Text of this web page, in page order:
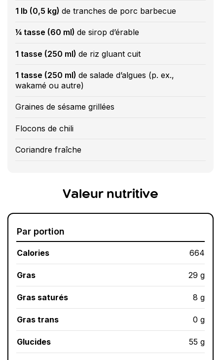
1 lb (0,5 kg) de tranches de porc barbecue
¼ tasse (60 ml) de sirop d’érable
1 tasse (250 ml) de riz gluant cuit
1 tasse (250 ml) de salade d’algues (p. ex.,
wakamé ou autre)
Graines de sésame grillées
Flocons de chili
Coriandre fraîche
Valeur nutritive
Par portion
Calories 664
Gras 29 g
Gras saturés 8 g
Gras trans 0 g
Glucides 55 g